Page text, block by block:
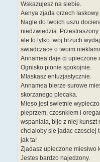
Wskazujesz na siebie.
Aenya zjada orzech laskowy.
Nagle do twoich uszu
niedzwiedzia.
ale to tylko twoj brzuch
swiadczace o twoim
Annamea daje ci upieczone
Ognisko plonie spokojnie.
Mlaskasz entuzjastycznie.
Annamea bierze surowe
skorzanego plecaka.
Mieso jest swietnie
pieprzem, czosnkiem i
wspaniala, bije z niej kunszt
chcialoby sie jadac czesciej
jak ta!
Zjadasz upieczone miesiwo
Jestes bardzo najedzony.